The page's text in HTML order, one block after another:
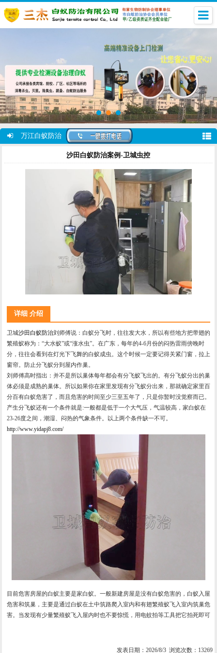
万江白蚁防治
沙田白蚁防治案例-卫城虫控
详细 介绍
卫城沙田白蚁防治刘师傅说：白蚁分飞时，往往发大水，所以有些地方把带翅的
繁殖蚁称为：“大水蚁”或“涨水虫”。在广东，每年的4-6月份的闷热雷雨傍晚时
分，往往会看到在灯光下飞舞的白蚁成虫。这个时候一定要记得关紧门窗，拉上
窗帘。防止分飞蚁分到屋内作巢。
刘师傅高时指出：并不是所以巢体每年都会有分飞蚁飞出的。有分飞蚁分出的巢
体必须是成熟的巢体。所以如果你在家里发现有分飞蚁分出来，那就确定家里百
分百有白蚁危害了，而且危害的时间至少三至五年了，只是你暂时没觉察而已。
产生分飞蚁还有一个条件就是:一般都是低于一个大气压，气温较高，家白蚁在
23-26度之间，潮湿、闷热的气象条件。以上两个条件缺一不可。
http://www.yidapj8.com/
目前危害房屋的白蚁主要是家白蚁。一般新建房屋是没有白蚁危害的，白蚁入屋
危害和筑巢，主要是通过白蚁在土中筑路爬入室内和有翅繁殖蚁飞入室内筑巢危
害。当发现有少量繁殖蚁飞入屋内时也不要惊慌，用电蚊拍等工具把它拍死即可
发表日期：2026/8/3 浏览次数：13269